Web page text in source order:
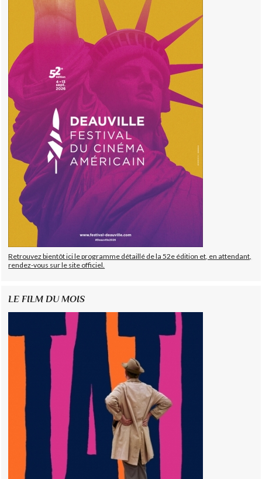
Retrouvez bientôt ici le programme détaillé de la 52e édition et, en attendant,
rendez-vous sur le site officiel.
LE FILM DU MOIS